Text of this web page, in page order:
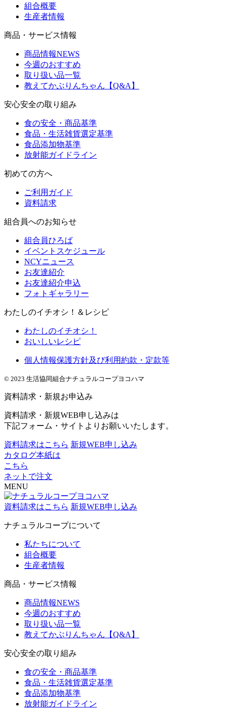
組合概要
生産者情報
商品・サービス情報
商品情報NEWS
今週のおすすめ
取り扱い品一覧
教えてかぶりんちゃん【Q&A】
安心安全の取り組み
食の安全・商品基準
食品・生活雑貨選定基準
食品添加物基準
放射能ガイドライン
初めての方へ
ご利用ガイド
資料請求
組合員へのお知らせ
組合員ひろば
イベントスケジュール
NCYニュース
お友達紹介
お友達紹介申込
フォトギャラリー
わたしのイチオシ！＆レシピ
わたしのイチオシ！
おいしいレシピ
個人情報保護方針及び利用約款・定款等
© 2023 生活協同組合ナチュラルコープヨコハマ
資料請求・新規お申込み
資料請求・新規WEB申し込みは
下記フォーム・サイトよりお願いいたします。
資料請求はこちら 新規WEB申し込み
カタログ本紙は
こちら
ネットで注文
MENU
資料請求はこちら 新規WEB申し込み
ナチュラルコープについて
私たちについて
組合概要
生産者情報
商品・サービス情報
商品情報NEWS
今週のおすすめ
取り扱い品一覧
教えてかぶりんちゃん【Q&A】
安心安全の取り組み
食の安全・商品基準
食品・生活雑貨選定基準
食品添加物基準
放射能ガイドライン